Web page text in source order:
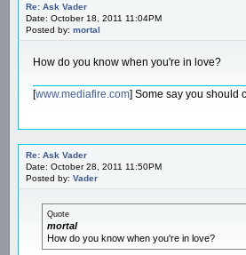
Re: Ask Vader
Date: October 18, 2011 11:04PM
Posted by: mortal
How do you know when you're in love?
[www.mediafire.com] Some say you should
Re: Ask Vader
Date: October 28, 2011 11:50PM
Posted by: Vader
Quote
mortal
How do you know when you're in love?